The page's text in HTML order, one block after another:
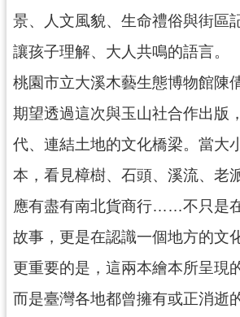
隱
私
權
政
策
網
安
政
府
網
站
景、人文風貌、生命禮俗與街區
讓孩子理解、大人共鳴的語言。
桃園市立大溪木藝生態博物館陳
期望透過這次與玉山社合作出版
代、連結土地的文化橋梁。當大
本，看見樟樹、石頭、溪流、老
應有盡有南北貨商行……不只是
故事，更是在認識一個地方的文
更重要的是，這兩本繪本所呈現
而是臺灣各地都曾擁有或正消逝